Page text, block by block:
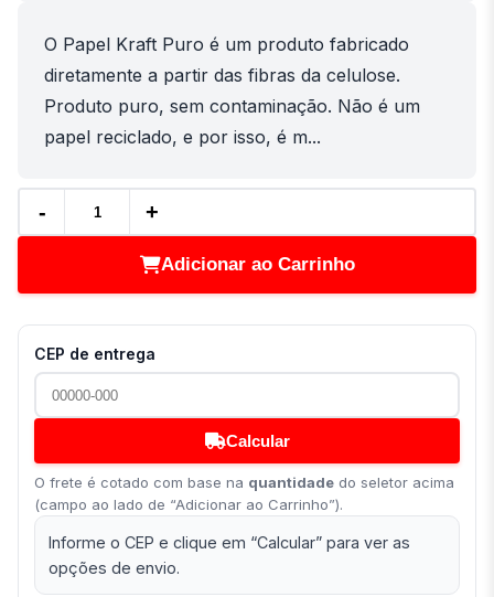
O Papel Kraft Puro é um produto fabricado
diretamente a partir das fibras da celulose.
Produto puro, sem contaminação. Não é um
papel reciclado, e por isso, é m...
- +
Adicionar ao Carrinho
CEP de entrega
Calcular
O frete é cotado com base na quantidade do seletor acima
(campo ao lado de “Adicionar ao Carrinho”).
Informe o CEP e clique em “Calcular” para ver as
opções de envio.